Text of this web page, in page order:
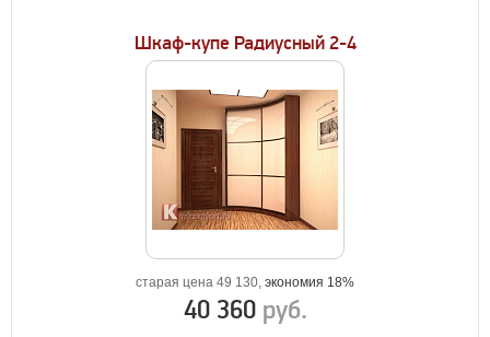
Шкаф-купе Радиусный 2-4
старая цена 49 130, экономия 18%
40 360 руб.